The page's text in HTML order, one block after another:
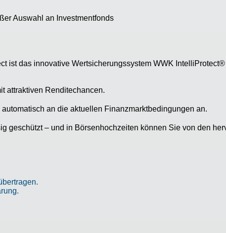
Auswahl an Investmentfonds
ist das innovative Wertsicherungssystem WWK IntelliProtect®
attraktiven Renditechancen.
an die aktuellen Finanzmarktbedingungen an.
geschützt – und in Börsenhochzeiten können Sie von den